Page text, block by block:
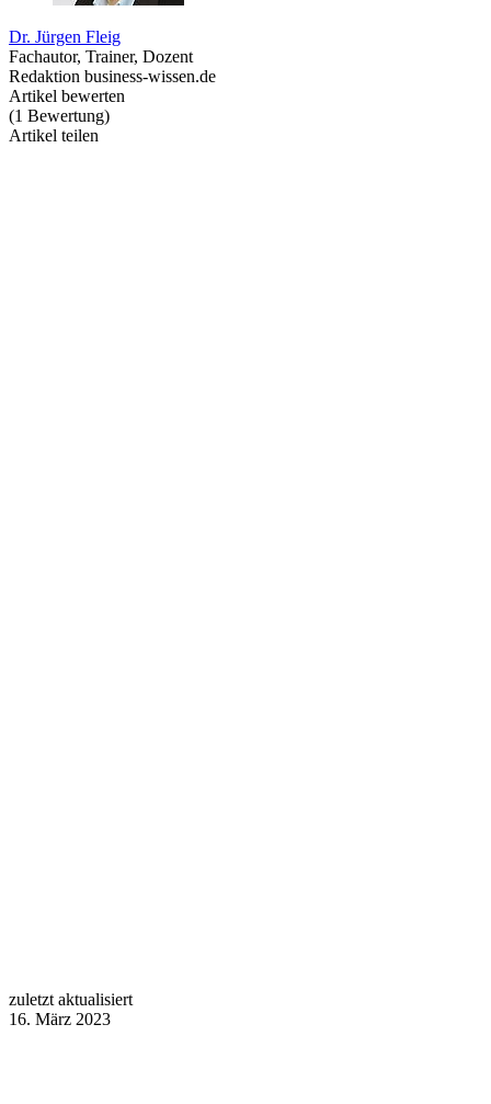
Dr. Jürgen Fleig
Fachautor, Trainer, Dozent
Redaktion business-wissen.de
Artikel bewerten
(1 Bewertung)
Artikel teilen
zuletzt aktualisiert
16. März 2023